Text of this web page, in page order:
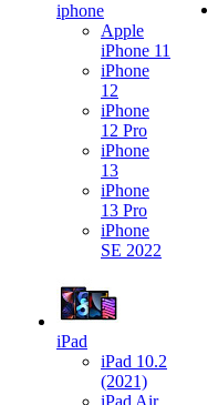
iphone
Apple
iPhone 11
iPhone
12
iPhone
12 Pro
iPhone
13
iPhone
13 Pro
iPhone
SE 2022
iPad
iPad 10.2
(2021)
iPad Air